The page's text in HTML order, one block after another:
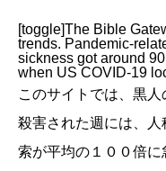
[toggle]The Bible
trends. Pandemic-
sickness got around
when US COVID-19
このサイトでは、黒
殺害された週には、
索が平均の１００倍